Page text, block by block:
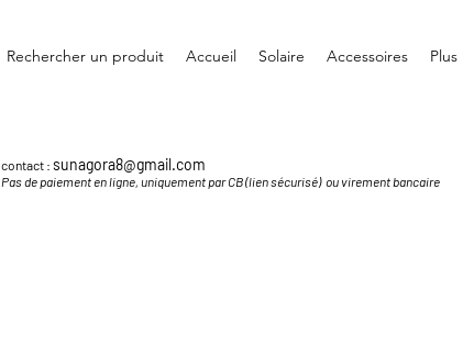
Rechercher un produit Accueil Solaire Accessoires Plus
contact : sunagora8@gmail.com
Pas de paiement en ligne, uniquement par CB (lien sécurisé) ou virement bancaire